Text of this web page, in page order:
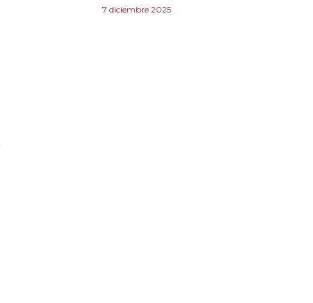
7 diciembre 2025